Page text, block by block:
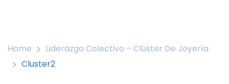
Home
Liderazgo Colectivo – Clúster De Joyería
Cluster2